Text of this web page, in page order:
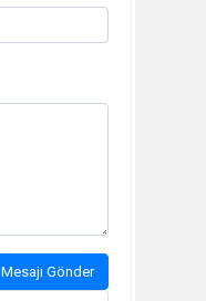
Mesajı Gönder